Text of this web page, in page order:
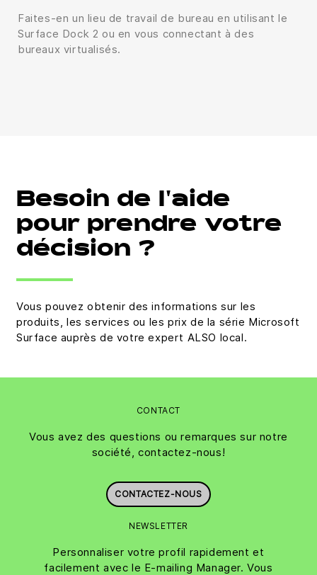
Faites-en un lieu de travail de bureau en utilisant le
Surface Dock 2 ou en vous connectant à des
bureaux virtualisés.
Besoin de l'aide
pour prendre votre
décision ?
Vous pouvez obtenir des informations sur les
produits, les services ou les prix de la série Microsoft
Surface auprès de votre expert ALSO local.
CONTACT
Vous avez des questions ou remarques sur notre
société, contactez-nous!
CONTACTEZ-NOUS
NEWSLETTER
Personnaliser votre profil rapidement et
facilement avec le E-mailing Manager. Vous